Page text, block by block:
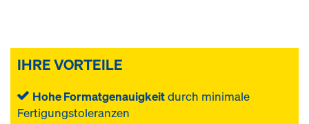
IHRE VORTEILE
Hohe Formatgenauigkeitdurch minimale
Fertigungstoleranzen